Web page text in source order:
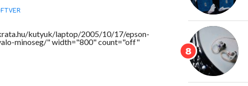
kutyuk/laptop/2005/10/17/epson-
minoseg/" width="800" count="off"